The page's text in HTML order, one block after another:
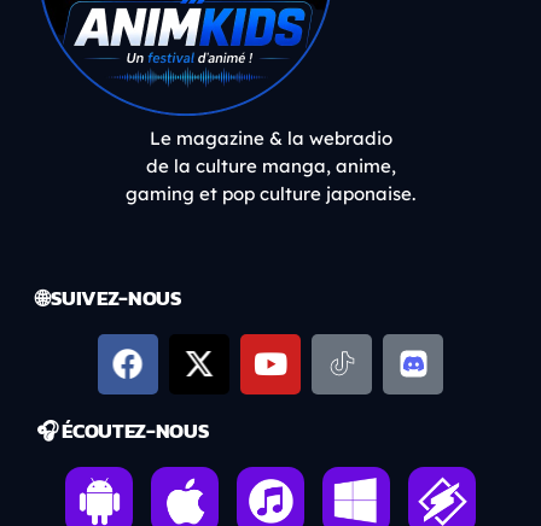
Le magazine & la webradio
de la culture manga, anime,
gaming et pop culture japonaise.
🌐 SUIVEZ-NOUS
🎧 ÉCOUTEZ-NOUS